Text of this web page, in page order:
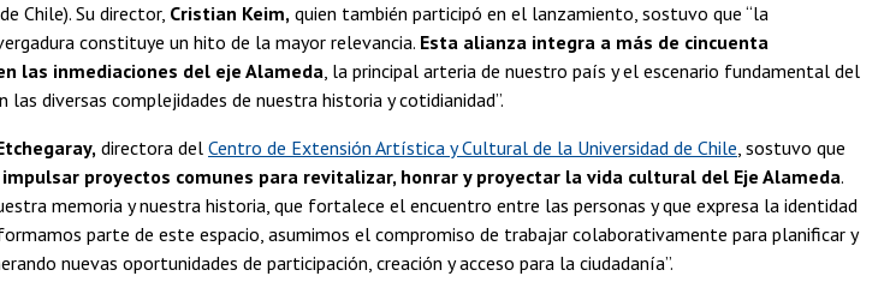
Chile). Su director, Cristian Keim, quien también participó en el lanzamiento, sostuvo que “la
constituye un hito de la mayor relevancia. Esta alianza integra a más de cincuenta
las inmediaciones del eje Alameda, la principal arteria de nuestro país y el escenario fundamental del
las diversas complejidades de nuestra historia y cotidianidad”.
directora del Centro de Extensión Artística y Cultural de la Universidad de Chile, sostuvo que
impulsar proyectos comunes para revitalizar, honrar y proyectar la vida cultural del Eje Alameda.
memoria y nuestra historia, que fortalece el encuentro entre las personas y que expresa la identidad
parte de este espacio, asumimos el compromiso de trabajar colaborativamente para planificar y
nuevas oportunidades de participación, creación y acceso para la ciudadanía”.